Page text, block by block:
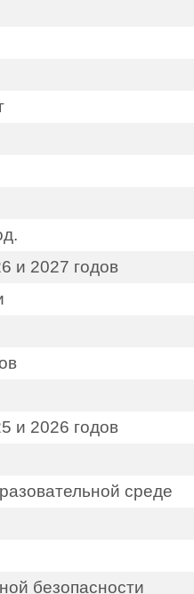
и 2027 годов
и 2026 годов
среде
безопасности